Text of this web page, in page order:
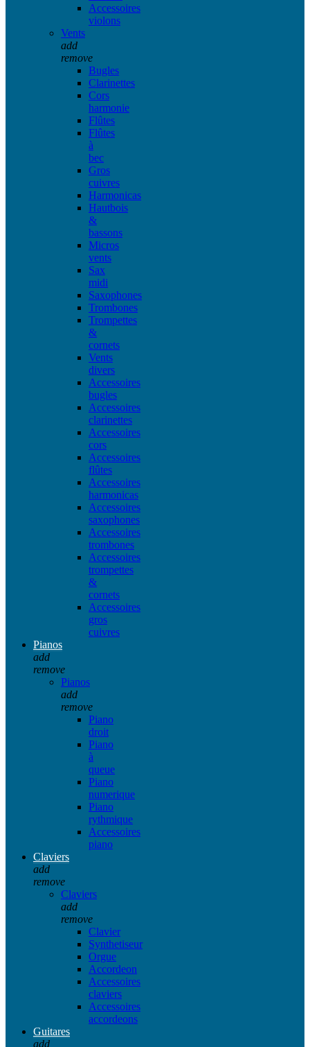
Accessoires
violons
Vents
add
remove
Bugles
Clarinettes
Cors
harmonie
Flûtes
Flûtes
à
bec
Gros
cuivres
Harmonicas
Hautbois
&
bassons
Micros
vents
Sax
midi
Saxophones
Trombones
Trompettes
&
cornets
Vents
divers
Accessoires
bugles
Accessoires
clarinettes
Accessoires
cors
Accessoires
flûtes
Accessoires
harmonicas
Accessoires
saxophones
Accessoires
trombones
Accessoires
trompettes
&
cornets
Accessoires
gros
cuivres
Pianos
add
remove
Pianos
add
remove
Piano
droit
Piano
à
queue
Piano
numerique
Piano
rythmique
Accessoires
piano
Claviers
add
remove
Claviers
add
remove
Clavier
Synthetiseur
Orgue
Accordeon
Accessoires
claviers
Accessoires
accordeons
Guitares
add